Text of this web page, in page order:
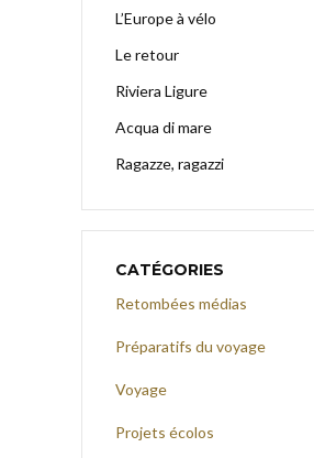
L’Europe à vélo
Le retour
Riviera Ligure
Acqua di mare
Ragazze, ragazzi
CATÉGORIES
Retombées médias
Préparatifs du voyage
Voyage
Projets écolos